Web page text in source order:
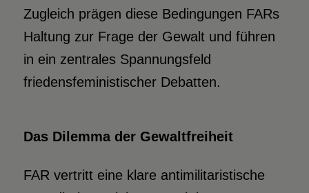
Zugleich prägen diese Bedingungen FARs
Haltung zur Frage der Gewalt und führen
in ein zentrales Spannungsfeld
friedensfeministischer Debatten.
Das Dilemma der Gewaltfreiheit
FAR vertritt eine klare antimilitaristische